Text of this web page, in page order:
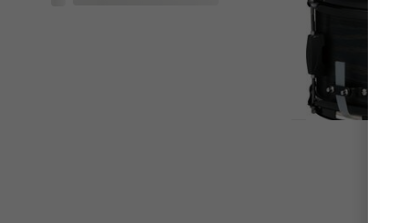
Мали бубањ
45,30 €
Tama
Wrap